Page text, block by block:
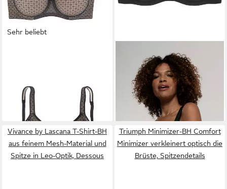
Sehr beliebt
Spitze, Basic Dessous
Bügel-BH Rachel mit
Schale, nahtlos vorgeformte
Cups, gepolsterte Träger
ab 15,99 € UVP22,00 €
-27%
Vivance by Lascana T-Shirt-BH
aus feinem Mesh-Material und
Spitze in Leo-Optik, Dessous
Triumph Minimizer-BH Comfort
Minimizer verkleinert optisch die
Brüste, Spitzendetails